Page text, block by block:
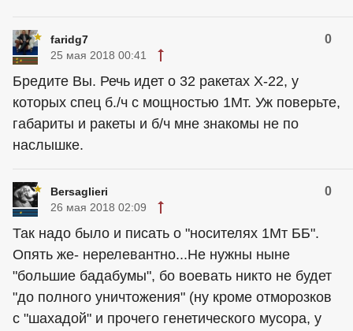
faridg7 0
25 мая 2018 00:41
Бредите Вы. Речь идет о 32 ракетах Х-22, у
которых спец б./ч с мощностью 1Мт. Уж поверьте,
габариты и ракеты и б/ч мне знакомы не по
наслышке.
Bersaglieri 0
26 мая 2018 02:09
Так надо было и писать о "носителях 1Мт ББ".
Опять же- нерелевантно...Не нужны ныне
"большие бадабумы", бо воевать никто не будет
"до полного уничтожения" (ну кроме отморозков
с "шахадой" и прочего генетического мусора, у